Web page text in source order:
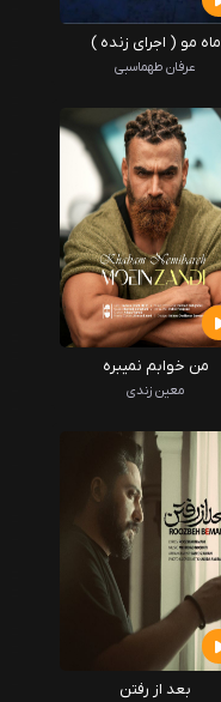
ماه مو ( اجرای زنده )
عرفان طهماسبی
من خوابم نمیبره
معین زندی
بعد از رفتن